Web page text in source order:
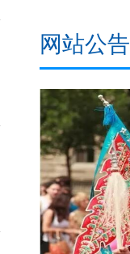
网站公告